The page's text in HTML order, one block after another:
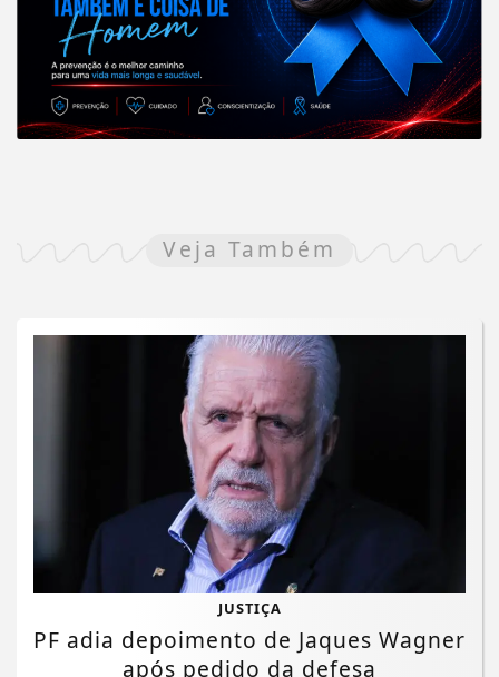
Veja Também
JUSTIÇA
PF adia depoimento de Jaques Wagner
após pedido da defesa